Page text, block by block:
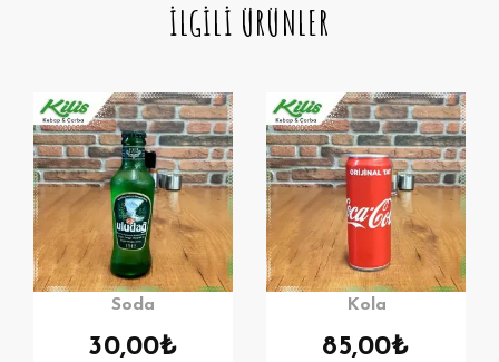
İLGILI ÜRÜNLER
Soda
30,00₺
Kola
85,00₺